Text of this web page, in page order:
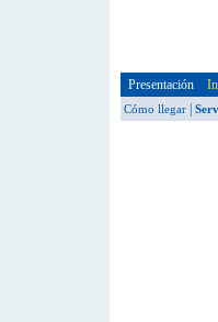
Presentación
Cómo llegar